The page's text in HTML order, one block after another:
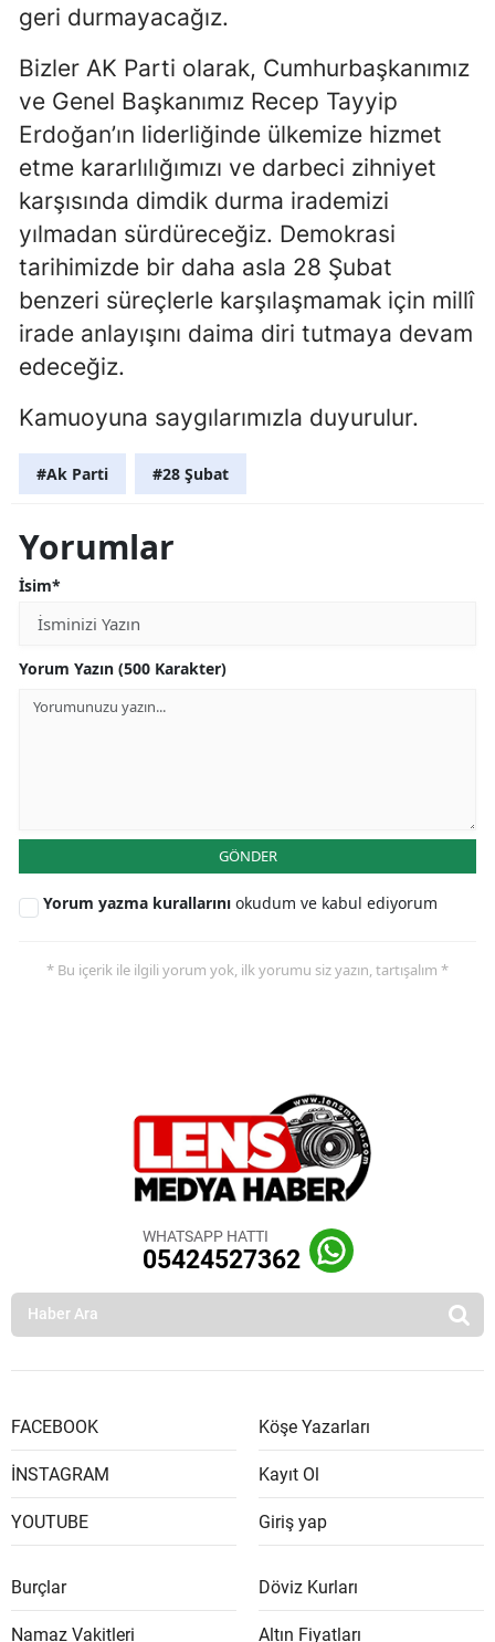
geri durmayacağız.
Bizler AK Parti olarak, Cumhurbaşkanımız
ve Genel Başkanımız Recep Tayyip
Erdoğan’ın liderliğinde ülkemize hizmet
etme kararlılığımızı ve darbeci zihniyet
karşısında dimdik durma irademizi
yılmadan sürdüreceğiz. Demokrasi
tarihimizde bir daha asla 28 Şubat
benzeri süreçlerle karşılaşmamak için millî
irade anlayışını daima diri tutmaya devam
edeceğiz.
Kamuoyuna saygılarımızla duyurulur.
#Ak Parti #28 Şubat
Yorumlar
İsim*
Yorum Yazın (500 Karakter)
GÖNDER
Yorum yazma kurallarını okudum ve kabul ediyorum
* Bu içerik ile ilgili yorum yok, ilk yorumu siz yazın, tartışalım *
WHATSAPP HATTI
05424527362
FACEBOOK
İNSTAGRAM
YOUTUBE
Köşe Yazarları
Kayıt Ol
Giriş yap
Burçlar
Namaz Vakitleri
Döviz Kurları
Altın Fiyatları